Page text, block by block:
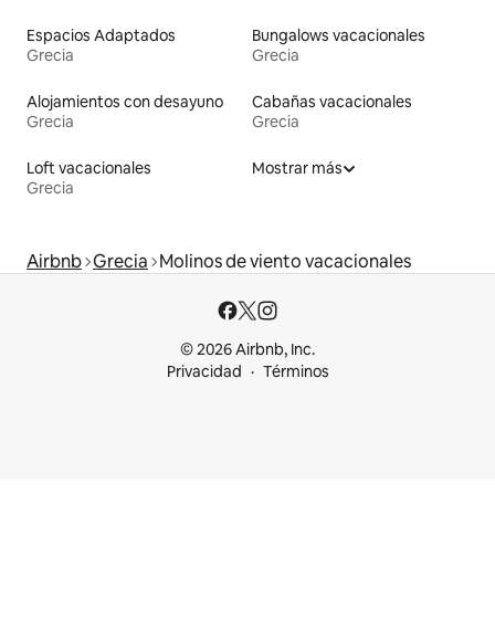
Espacios Adaptados
Grecia
Bungalows vacacionales
Grecia
Alojamientos con desayuno
Grecia
Cabañas vacacionales
Grecia
Loft vacacionales
Grecia
Mostrar más
Airbnb Grecia Molinos de viento vacacionales
© 2026 Airbnb, Inc.
Privacidad
Términos